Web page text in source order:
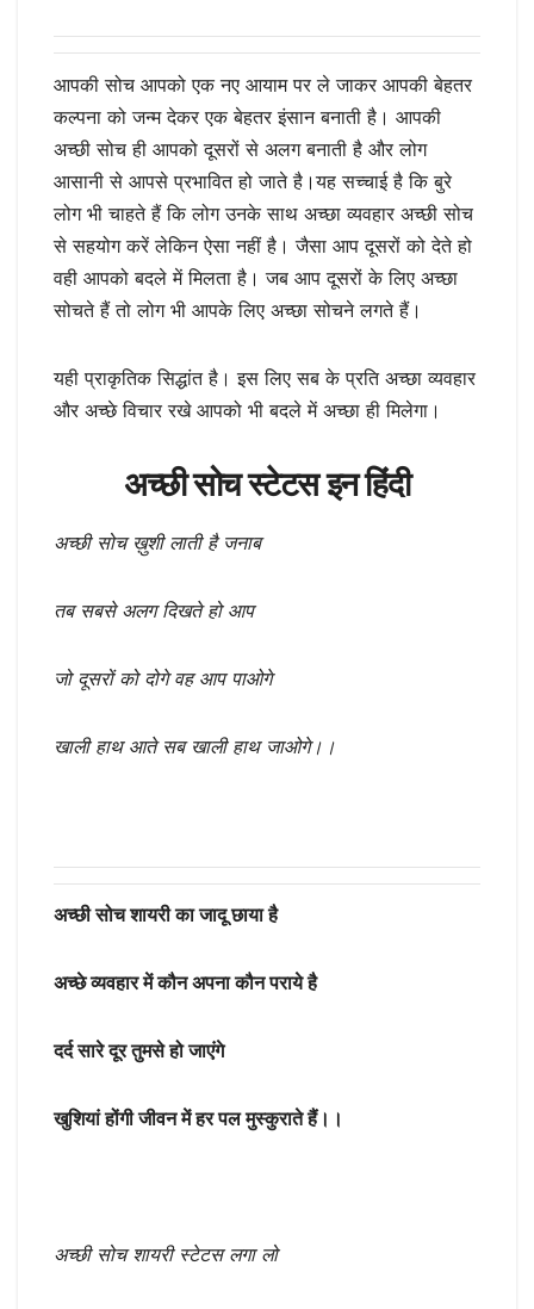
आपकी सोच आपको एक नए आयाम पर ले जाकर आपकी बेहतर
कल्पना को जन्म देकर एक बेहतर इंसान बनाती है। आपकी
अच्छी सोच ही आपको दूसरों से अलग बनाती है और लोग
आसानी से आपसे प्रभावित हो जाते है।यह सच्चाई है कि बुरे
लोग भी चाहते हैं कि लोग उनके साथ अच्छा व्यवहार अच्छी सोच
से सहयोग करें लेकिन ऐसा नहीं है। जैसा आप दूसरों को देते हो
वही आपको बदले में मिलता है। जब आप दूसरों के लिए अच्छा
सोचते हैं तो लोग भी आपके लिए अच्छा सोचने लगते हैं।
यही प्राकृतिक सिद्धांत है। इस लिए सब के प्रति अच्छा व्यवहार
और अच्छे विचार रखे आपको भी बदले में अच्छा ही मिलेगा।
अच्छी सोच स्टेटस इन हिंदी
अच्छी सोच ख़ुशी लाती है जनाब
तब सबसे अलग दिखते हो आप
जो दूसरों को दोगे वह आप पाओगे
खाली हाथ आते सब खाली हाथ जाओगे।।
अच्छी सोच शायरी का जादू छाया है
अच्छे व्यवहार में कौन अपना कौन पराये है
दर्द सारे दूर तुमसे हो जाएंगे
खुशियां होंगी जीवन में हर पल मुस्कुराते हैं।।
अच्छी सोच शायरी स्टेटस लगा लो